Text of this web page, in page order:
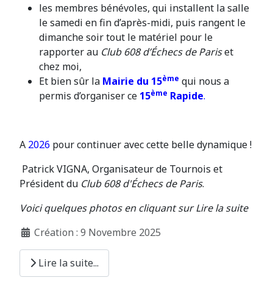
les membres bénévoles, qui installent la salle
le samedi en fin d’après-midi, puis rangent le
dimanche soir tout le matériel pour le
rapporter au Club 608 d’Échecs de Pariset
chez moi,
Et bien sûr la Mairie du 15ème qui nous a
permis d’organiser ce 15ème Rapide.
A 2026 pour continuer avec cette belle dynamique !
Patrick VIGNA, Organisateur de Tournois et
Président du Club 608 d'Échecs de Paris.
Voici quelques photos en cliquant sur Lire la suite
Création : 9 Novembre 2025
Lire la suite...